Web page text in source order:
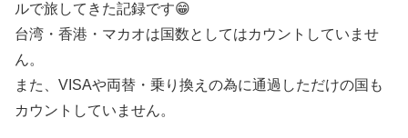
ルで旅してきた記録です😁
台湾・香港・マカオは国数としてはカウントしていませ
ん。
また、VISAや両替・乗り換えの為に通過しただけの国も
カウントしていません。